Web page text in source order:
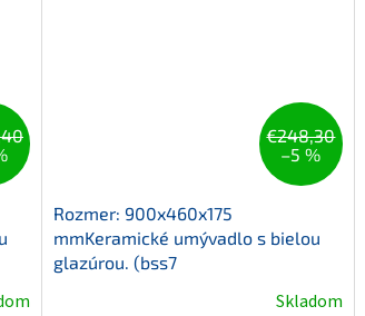
€248,30
–5 %
Rozmer: 900x460x175
mmKeramické umývadlo s bielou
glazúrou. (bss7
Skladom